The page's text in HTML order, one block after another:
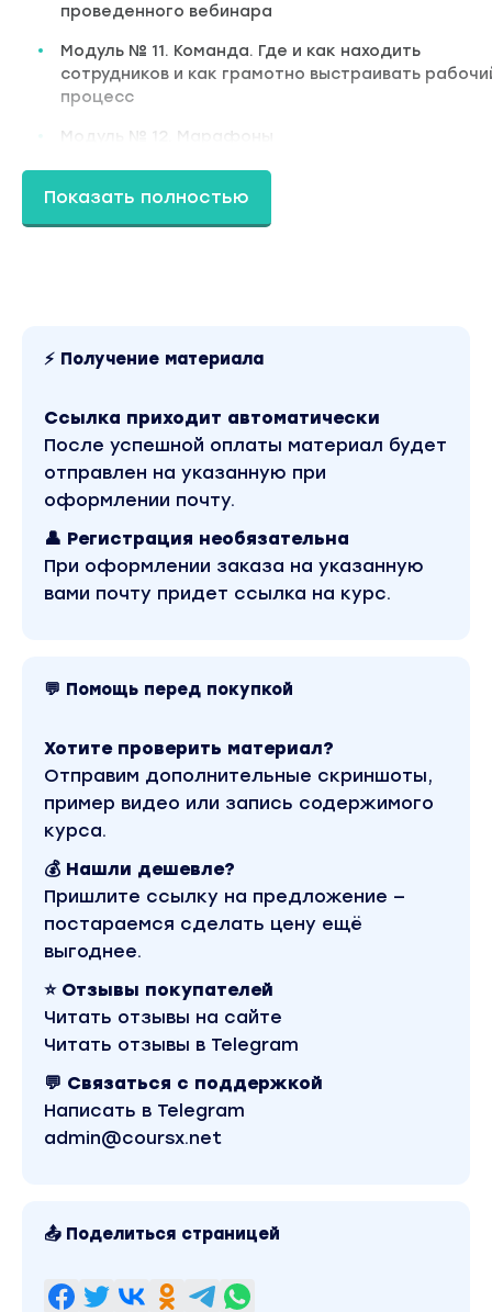
проведенного вебинара
Модуль № 11. Команда. Где и как находить
сотрудников и как грамотно выстраивать
процесс
Модуль № 12. Марафоны
Модуль № 13. Настройка автовебинара от А до Я.
Фишки, лайфхаки и личный опыт
Модуль № 16. Масштабирование.
Самостоятельное прохождение
Разборы домашних заданий
Дополнительные материалы к курсу
(различные скринкасты по настройке рекламы и
технической части)
Вы находитесь на странице товара «Татьяна
- Школа Продюсера. дополнительный поток На
карантине. Тариф Запуск». Это версия материала
лучшем качестве без водяных знаков. Скриншоты
Обучающий курс входит в рубрику «Бизнес,
менеджмент, продажи». Другие материалы
Показать полностью
⚡ Получение материала
Ссылка приходит автоматически
После успешной оплаты материал будет
отправлен на указанную при
оформлении почту.
👤 Регистрация необязательна
При оформлении заказа на указанную
вами почту придет ссылка на курс.
💬 Помощь перед покупкой
Хотите проверить материал?
Отправим дополнительные скриншоты,
пример видео или запись содержимого
курса.
💰 Нашли дешевле?
Пришлите ссылку на предложение —
постараемся сделать цену ещё
выгоднее.
⭐ Отзывы покупателей
Читать отзывы на сайте
Читать отзывы в Telegram
💬 Связаться с поддержкой
Написать в Telegram
admin@coursx.net
📤 Поделиться страницей